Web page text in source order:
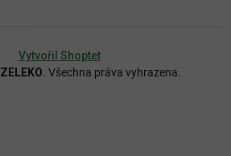
Vytvořil Shoptet
ZELEKO. Všechna práva vyhrazena.